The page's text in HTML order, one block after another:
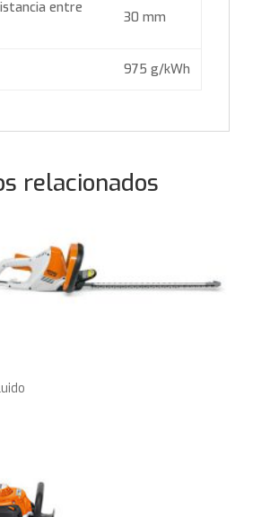
entre
30 mm
975 g/kWh
relacionados